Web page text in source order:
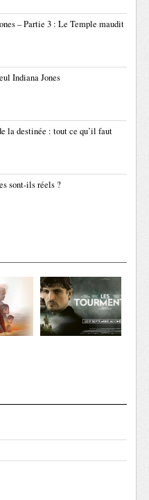
– Partie 3 : Le Temple maudit
Indiana Jones
la destinée : tout ce qu’il faut
sont-ils réels ?